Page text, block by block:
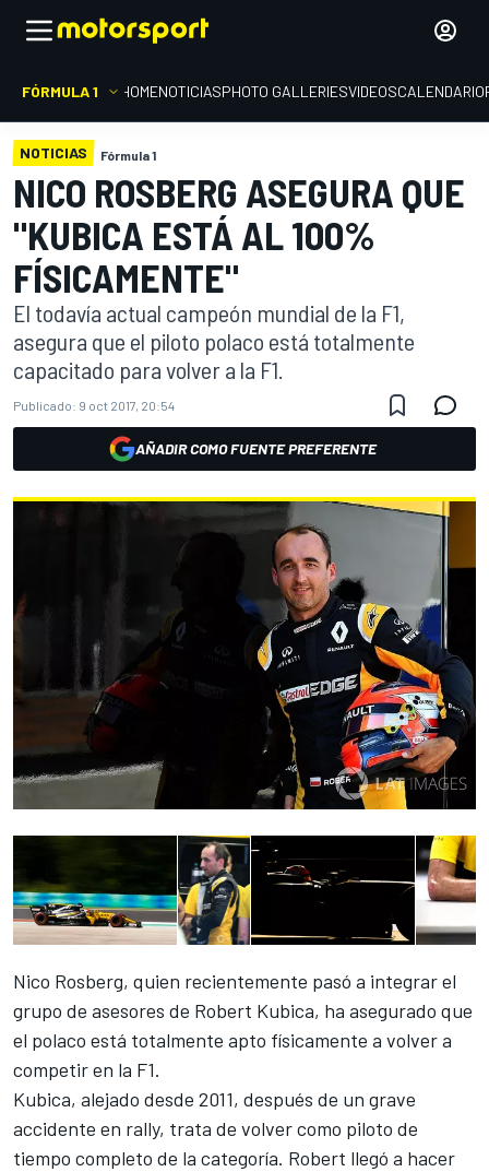
FÓRMULA 1 HOMENOTICIASPHOTO GALLERIESVIDEOSCALENDARIO
NOTICIAS Fórmula 1
NICO ROSBERG ASEGURA QUE
"KUBICA ESTÁ AL 100%
FÍSICAMENTE"
El todavía actual campeón mundial de la F1,
asegura que el piloto polaco está totalmente
capacitado para volver a la F1.
Publicado: 9 oct 2017, 20:54
AÑADIR COMO FUENTE PREFERENTE
Nico Rosberg, quien recientemente pasó a integrar el
grupo de asesores de Robert Kubica, ha asegurado que
el polaco está totalmente apto físicamente a volver a
competir en la F1.
Kubica, alejado desde 2011, después de un grave
accidente en rally, trata de volver como piloto de
tiempo completo de la categoría. Robert llegó a hacer